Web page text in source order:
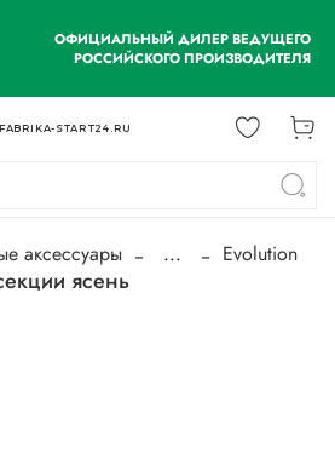
ОФИЦИАЛЬНЫЙ ДИЛЕР ВЕДУЩЕГО
РОССИЙСКОГО ПРОИЗВОДИТЕЛЯ
FABRIKA-START24.RU
аксессуары ... Evolution
ясень